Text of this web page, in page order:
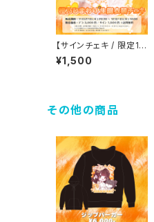
【サインチェキ / 限定10
枚】橙乃ひまわり 生誕
衣装
¥1,500
その他の商品